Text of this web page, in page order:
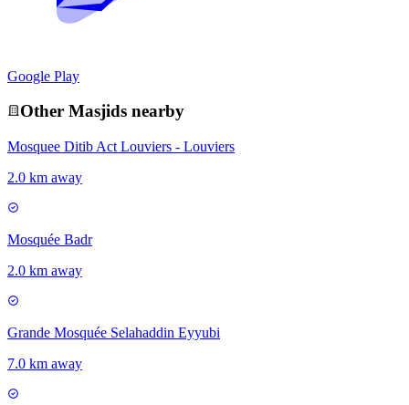
Google Play
Other Masjids nearby
Mosquee Ditib Act Louviers - Louviers
2.0 km away
Mosquée Badr
2.0 km away
Grande Mosquée Selahaddin Eyyubi
7.0 km away